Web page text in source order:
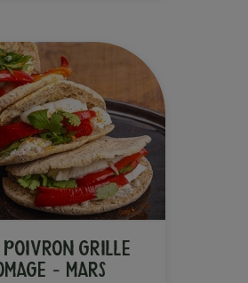
GRILLE
- Mars